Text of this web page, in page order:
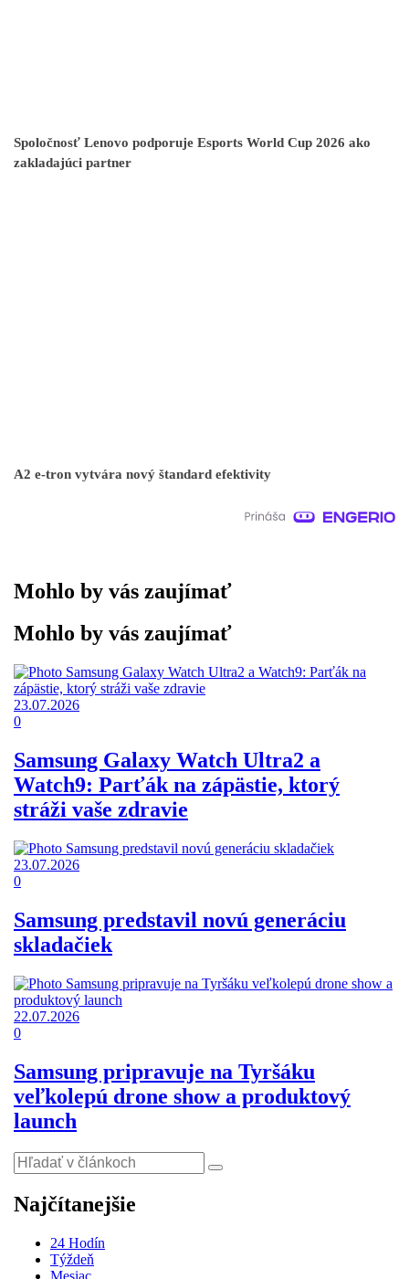
Spoločnosť Lenovo podporuje Esports World Cup 2026 ako
zakladajúci partner
A2 e-tron vytvára nový štandard efektivity
Mohlo by vás zaujímať
Mohlo by vás zaujímať
23.07.2026
0
Samsung Galaxy Watch Ultra2 a
Watch9: Parťák na zápästie, ktorý
stráži vaše zdravie
23.07.2026
0
Samsung predstavil novú generáciu
skladačiek
22.07.2026
0
Samsung pripravuje na Tyršáku
veľkolepú drone show a produktový
launch
Najčítanejšie
24 Hodín
Týždeň
Mesiac